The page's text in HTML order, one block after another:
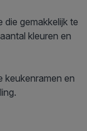
die gemakkelijk te
kleuren en
keukenramen en